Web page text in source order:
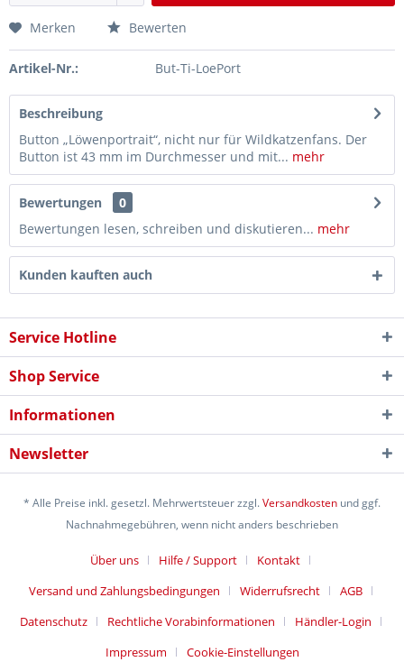
Merken Bewerten
Artikel-Nr.: But-Ti-LoePort
Beschreibung
Button „Löwenportrait“, nicht nur für Wildkatzenfans. Der
Button ist 43 mm im Durchmesser und mit... mehr
Bewertungen
0
Bewertungen lesen, schreiben und diskutieren... mehr
Kunden kauften auch
Service Hotline
Shop Service
Informationen
Newsletter
* Alle Preise inkl. gesetzl. Mehrwertsteuer zzgl.Versandkosten und ggf.
Nachnahmegebühren, wenn nicht anders beschrieben
Über uns Hilfe / Support
Kontakt
Versand und Zahlungsbedingungen
Widerrufsrecht
AGB
Datenschutz
Rechtliche Vorabinformationen
Händler-Login
Impressum
Cookie-Einstellungen